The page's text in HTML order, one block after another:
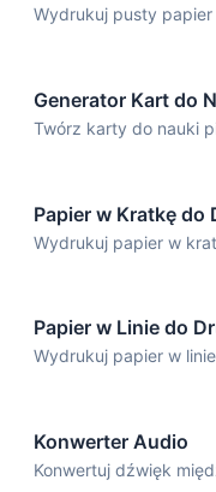
Wydrukuj pusty
Generator Kart do
Twórz karty do nauki
Papier w Kratkę do
Wydrukuj papier w
Papier w Linie do
Wydrukuj papier w
Konwerter Audio
Konwertuj dźwięk